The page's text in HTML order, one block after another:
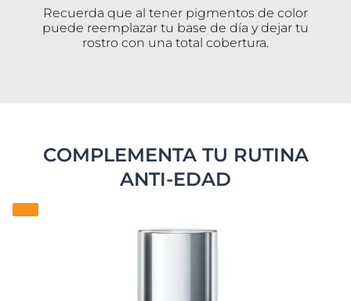
Recuerda que al tener pigmentos de color
puede reemplazar tu base de día y dejar tu
rostro con una total cobertura.
COMPLEMENTA TU RUTINA
ANTI-EDAD